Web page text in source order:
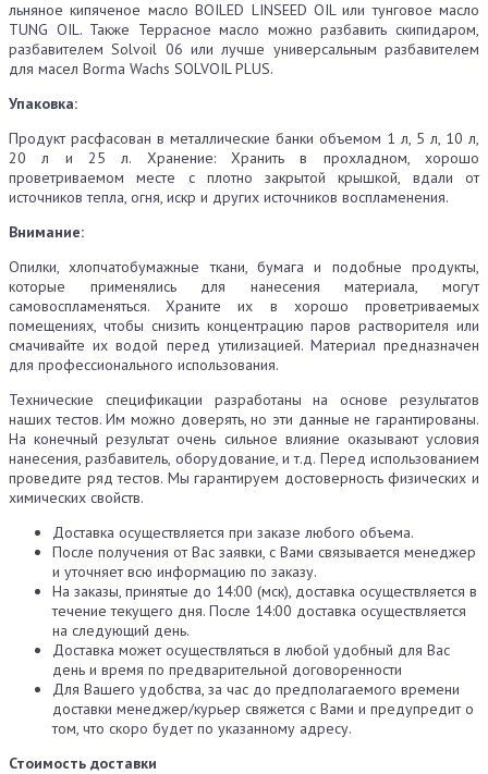
льняное кипяченое масло BOILED LINSEED OIL или тунговое масло
TUNG OIL. Также Террасное масло можно разбавить скипидаром,
разбавителем Solvoil 06 или лучше универсальным разбавителем
для масел Borma Wachs SOLVOIL PLUS.
Упаковка:
Продукт расфасован в металлические банки объемом 1 л, 5 л, 10 л,
20 л и 25 л. Хранение: Хранить в прохладном, хорошо
проветриваемом месте с плотно закрытой крышкой, вдали от
источников тепла, огня, искр и других источников воспламенения.
Внимание:
Опилки, хлопчатобумажные ткани, бумага и подобные продукты,
которые применялись для нанесения материала, могут
самовоспламеняться. Храните их в хорошо проветриваемых
помещениях, чтобы снизить концентрацию паров растворителя или
смачивайте их водой перед утилизацией. Материал предназначен
для профессионального использования.
Технические спецификации разработаны на основе результатов
наших тестов. Им можно доверять, но эти данные не гарантированы.
На конечный результат очень сильное влияние оказывают условия
нанесения, разбавитель, оборудование, и т.д. Перед использованием
проведите ряд тестов. Мы гарантируем достоверность физических и
химических свойств.
Доставка осуществляется при заказе любого объема.
После получения от Вас заявки, с Вами связывается менеджер
и уточняет всю информацию по заказу.
На заказы, принятые до 14:00 (мск), доставка осуществляется в
течение текущего дня. После 14:00 доставка осуществляется
на следующий день.
Доставка может осуществляться в любой удобный для Вас
день и время по предварительной договоренности
Для Вашего удобства, за час до предполагаемого времени
доставки менеджер/курьер свяжется с Вами и предупредит о
том, что скоро будет по указанному адресу.
Стоимость доставки